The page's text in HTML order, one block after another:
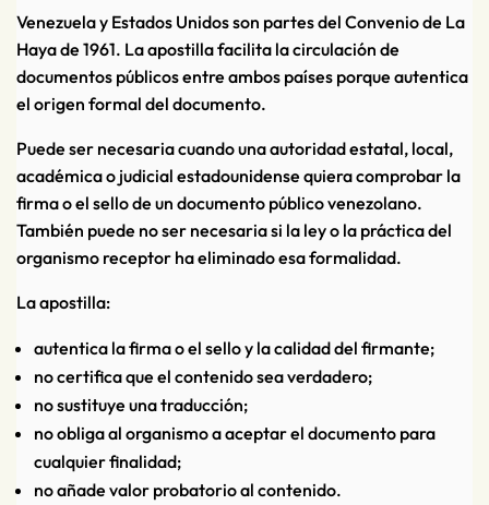
Venezuela y Estados Unidos son partes del Convenio de La
Haya de 1961. La apostilla facilita la circulación de
documentos públicos entre ambos países porque autentica
el origen formal del documento.
Puede ser necesaria cuando una autoridad estatal, local,
académica o judicial estadounidense quiera comprobar la
firma o el sello de un documento público venezolano.
También puede no ser necesaria si la ley o la práctica del
organismo receptor ha eliminado esa formalidad.
La apostilla:
autentica la firma o el sello y la calidad del firmante;
no certifica que el contenido sea verdadero;
no sustituye una traducción;
no obliga al organismo a aceptar el documento para
cualquier finalidad;
no añade valor probatorio al contenido.